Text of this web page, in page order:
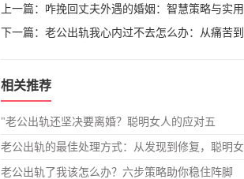
上一篇： 咋挽回丈夫外遇的婚姻：智慧策略与实
下一篇： 老公出轨我心内过不去怎么办：从痛苦
相关推荐
"老公出轨还坚决要离婚？聪明女人的应对五
老公出轨的最佳处理方式：从发现到修复，聪明
老公出轨了我该怎么办？六步策略助你稳住阵脚